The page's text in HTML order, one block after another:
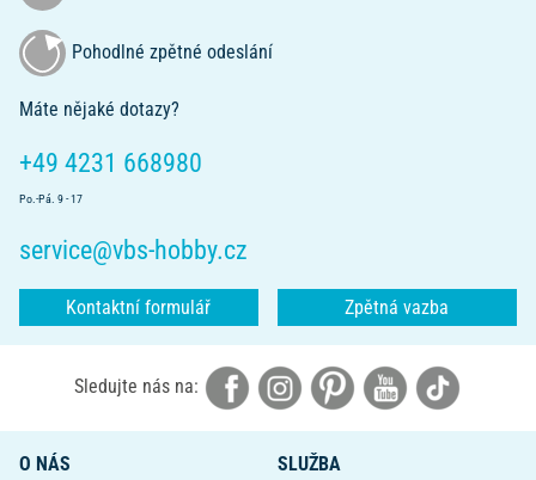
Pohodlné zpětné odeslání
Máte nějaké dotazy?
+49 4231 668980
Po.-Pá. 9 - 17
service@vbs-hobby.cz
Kontaktní formulář Zpětná vazba
Sledujte nás na:
O NÁS
SLUŽBA